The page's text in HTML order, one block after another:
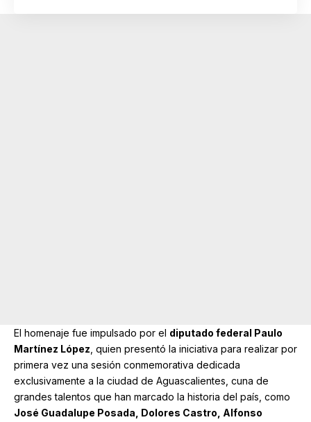
El homenaje fue impulsado por el diputado federal Paulo
Martínez López, quien presentó la iniciativa para realizar por
primera vez una sesión conmemorativa dedicada
exclusivamente a la ciudad de Aguascalientes, cuna de
grandes talentos que han marcado la historia del país, como
José Guadalupe Posada, Dolores Castro, Alfonso